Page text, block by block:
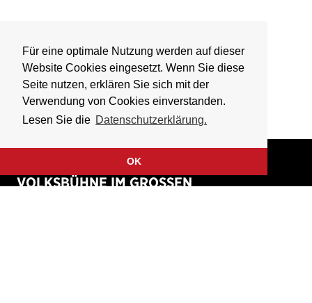
Für eine optimale Nutzung werden auf dieser
Website Cookies eingesetzt. Wenn Sie diese
Seite nutzen, erklären Sie sich mit der
Verwendung von Cookies einverstanden.
Lesen Sie die Datenschutzerklärung.
OK
VOLKSBÜHNE IM GROSSEN